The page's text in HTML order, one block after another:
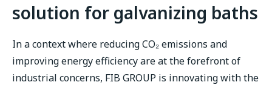
solution for galvanizing baths
In a context where reducing CO₂ emissions and
improving energy efficiency are at the forefront of
industrial concerns, FIB GROUP is innovating with the